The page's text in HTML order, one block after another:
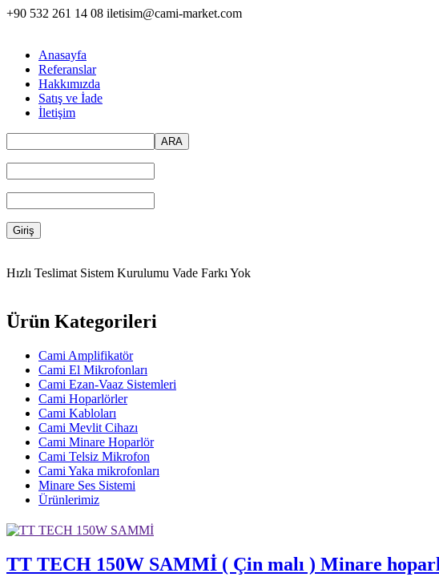
+90 532 261 14 08 iletisim@cami-market.com
Anasayfa
Referanslar
Hakkımızda
Satış ve İade
İletişim
Hızlı Teslimat Sistem Kurulumu Vade Farkı Yok
Ürün Kategorileri
Cami Amplifikatör
Cami El Mikrofonları
Cami Ezan-Vaaz Sistemleri
Cami Hoparlörler
Cami Kabloları
Cami Mevlit Cihazı
Cami Minare Hoparlör
Cami Telsiz Mikrofon
Cami Yaka mikrofonları
Minare Ses Sistemi
Ürünlerimiz
TT TECH 150W SAMMİ ( Çin malı ) Minare